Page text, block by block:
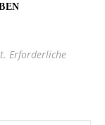
Erforderliche